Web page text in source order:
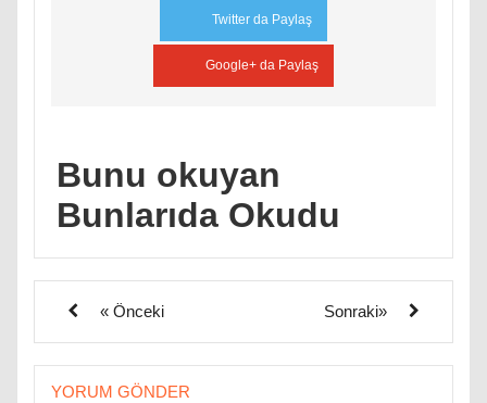
Twitter da Paylaş
Google+ da Paylaş
Bunu okuyan
Bunlarıda Okudu
« Önceki Sonraki»
YORUM GÖNDER